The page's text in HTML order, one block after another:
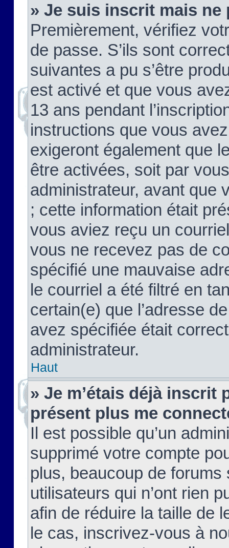
» Je suis inscrit mais ne
Premièrement, vérifiez
de passe. S’ils sont
suivantes a pu s’être
est activé et que vous
13 ans pendant
instructions que vous
exigeront également que
être activées, soit par
administrateur, avant que
; cette information était
vous aviez reçu un
vous ne recevez pas de
spécifié une mauvaise
le courriel a été filtré en
certain(e) que l’adresse
avez spécifiée était
administrateur.
Haut
» Je m’étais déjà inscrit
présent plus me
Il est possible qu’un
supprimé votre compte
plus, beaucoup de
utilisateurs qui n’ont rien
afin de réduire la taille de
le cas, inscrivez-vous à